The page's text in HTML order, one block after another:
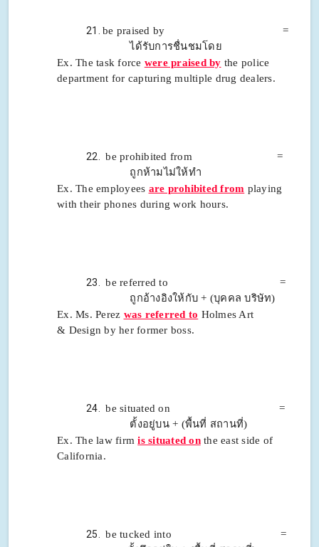
be praised by =
ได้รับการชื่นชมโดย
Ex. The task force were praised by the police
department for capturing multiple drug dealers.
be prohibited from =
ถูกห้ามไม่ให้ทำ
Ex. The employees are prohibited from playing
with their phones during work hours.
be referred to =
ถูกอ้างอิงให้กับ + (บุคคล บริษัท)
Ex. Ms. Perez was referred to Holmes Art
& Design by her former boss.
be situated on =
ตั้งอยู่บน + (พื้นที่ สถานที่)
Ex. The law firmis situated onthe east side of
California.
be tucked into =